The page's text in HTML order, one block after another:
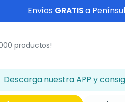
Envíos GRATIS a
Descarga nuestra APP y